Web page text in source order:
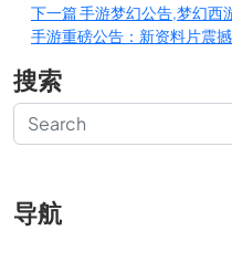
下一篇手游梦幻公告,梦幻西
手游重磅公告：新资料片震
搜索
导航